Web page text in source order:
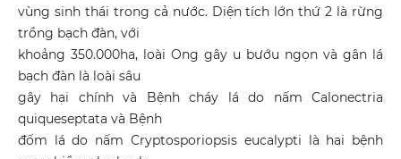
vùng sinh thái trong cả nước. Diện tích lớn thứ 2 là rừng
trồng bạch đàn, với
khoảng 350.000ha, loài Ong gây u bướu ngọn và gân lá
bạch đàn là loài sâu
gây hại chính và Bệnh cháy lá do nấm Calonectria
quiqueseptata và Bệnh
đốm lá do nấm Cryptosporiopsis eucalypti là hai bệnh